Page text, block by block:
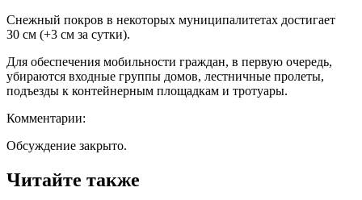
Снежный покров в некоторых муниципалитетах достигает
30 см (+3 см за сутки).
Для обеспечения мобильности граждан, в первую очередь,
убираются входные группы домов, лестничные пролеты,
подъезды к контейнерным площадкам и тротуары.
Комментарии:
Обсуждение закрыто.
Читайте также